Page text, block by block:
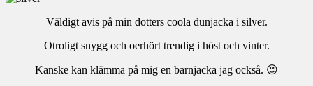
Väldigt avis på min dotters coola dunjacka i silver.
Otroligt snygg och oerhört trendig i höst och vinter.
Kanske kan klämma på mig en barnjacka jag också. 😉